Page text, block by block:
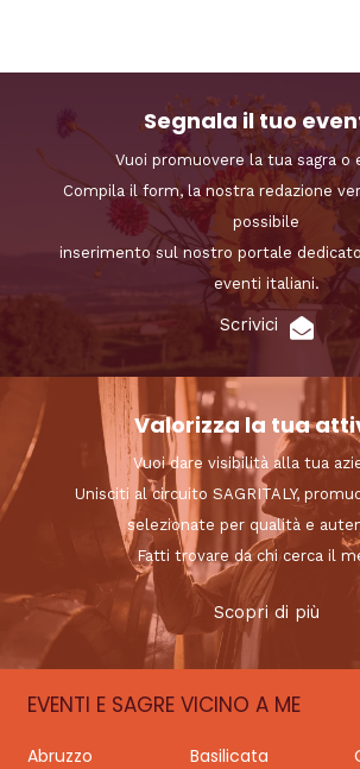
Segnala il tuo
Vuoi promuovere la tua sagra o
Compila il form, la nostra redazione
possibile
inserimento sul nostro portale
eventi italiani.
Scrivici
Valorizza la tua
Vuoi dare visibilità alla tua
Unisciti al circuito SAGRITALY,
selezionate per qualità e
Fatti trovare da chi cerca il
Scopri di più
EVENTI E SAGRE VICINO A ME
Abruzzo Basilicata